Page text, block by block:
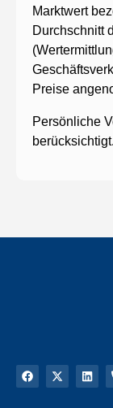
Marktwert
Durchschnitt
Preise
Persönliche
berücksichtigt.